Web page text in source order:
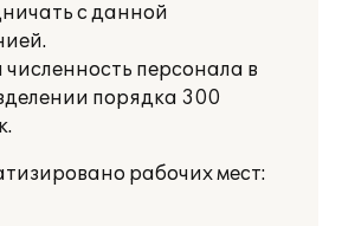
с данной
персонала в
порядка 300
рабочих мест: